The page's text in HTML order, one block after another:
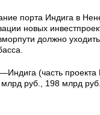
порта Индига в
новых
должно
(часть
руб., 198 млрд